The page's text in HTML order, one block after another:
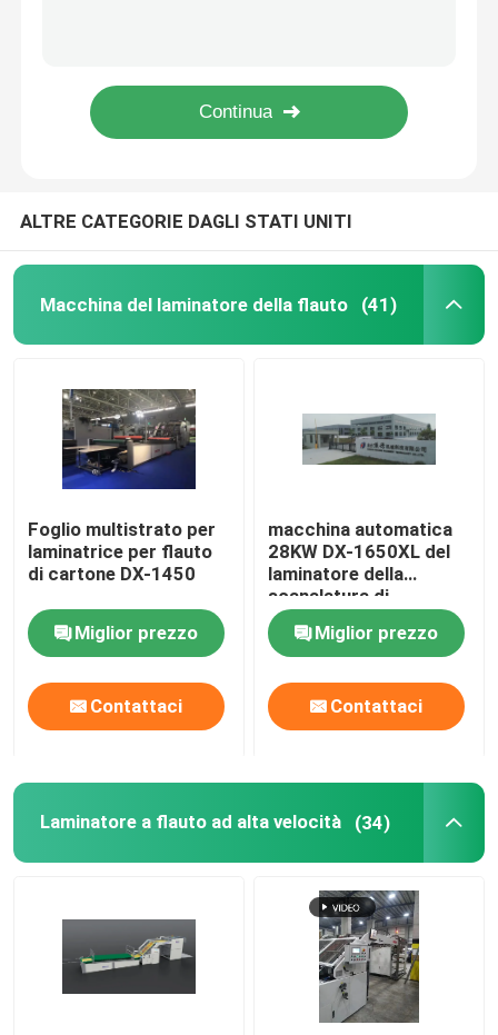
macchina di laminazione del cartone
laminatore della flauto di 5 pieghe
macchina del gluer della cartella
Impilatore automatico
Macchina girapila
Macchina laminatrice a film termico
Macchina per laminazione litografica
laminazione della flauto che incolla macchina
Macchina plastificatrice per film a catena
ALTRE CATEGORIE DAGLI STATI UNITI
Macchina del laminatore della flauto (41)
Foglio multistrato per
laminatrice per flauto
di cartone DX-1450
Miglior prezzo
Contattaci
macchina automatica
28KW DX-1650XL del
laminatore della
scanalatura di
1650mm*1650mm
Miglior prezzo
Contattaci
Laminatore a flauto ad alta velocità (34)